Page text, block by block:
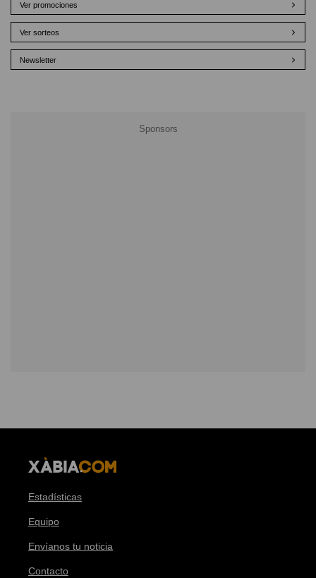
Ver promociones
Ver sorteos
Newsletter
Estadísticas
Equipo
Envíanos tu noticia
Contacto